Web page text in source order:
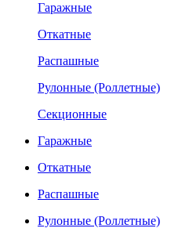
Гаражные
Откатные
Распашные
Рулонные (Роллетные)
Секционные
Гаражные
Откатные
Распашные
Рулонные (Роллетные)